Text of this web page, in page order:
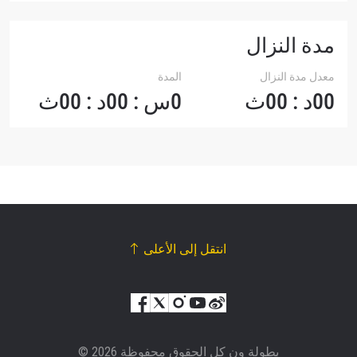
مدة النزال
معدل مدة النزال
00د : 00ث
المدة
0س : 00د : 00ث
انتقل إلى الأعلى
© بطولة ون كل الحقوق محفوظة 2026